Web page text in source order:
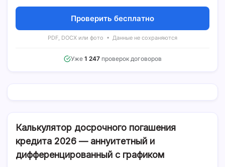
Проверить бесплатно
PDF, DOCX или фото • Данные не сохраняются
Уже 1 247проверок договоров
Калькулятор досрочного погашения
кредита 2026 — аннуитетный и
дифференцированный с графиком